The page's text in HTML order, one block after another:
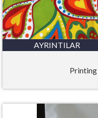
AYRINTILAR